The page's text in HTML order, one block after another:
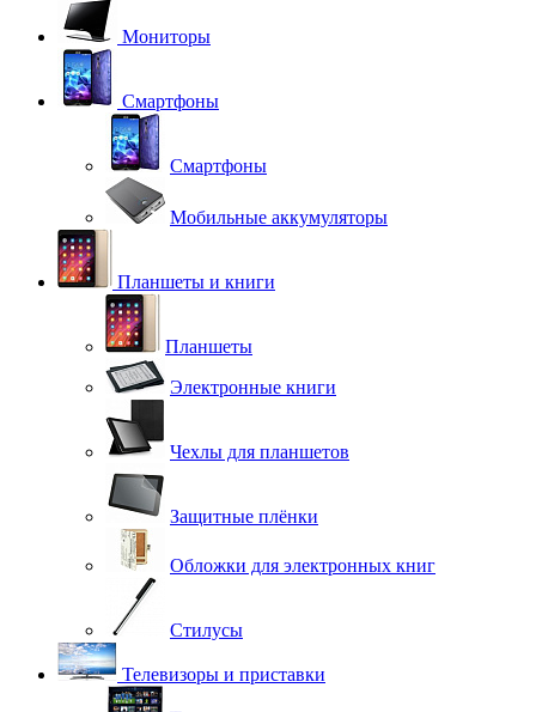
Мониторы
Смартфоны
Смартфоны
Мобильные аккумуляторы
Планшеты и книги
Планшеты
Электронные книги
Чехлы для планшетов
Защитные плёнки
Обложки для электронных книг
Стилусы
Телевизоры и приставки